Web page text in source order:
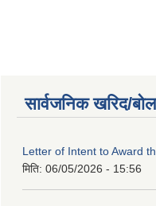
सार्वजनिक खरिद/
Letter of Intent to Award
मिति: 06/05/2026 - 15:56